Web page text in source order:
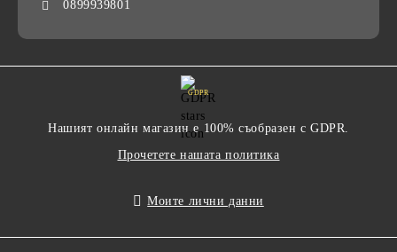
0899939801
GDPR
Нашият онлайн магазин е 100% съобразен с GDPR.
Прочетете нашата политика
Моите лични данни